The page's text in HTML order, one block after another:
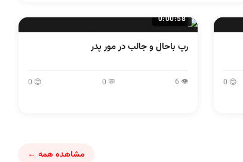
😊 0
0:00:58
رپ باحال و جالب در مور پدر
👁 6
💬 0
😊 0
مشاهده همه ←